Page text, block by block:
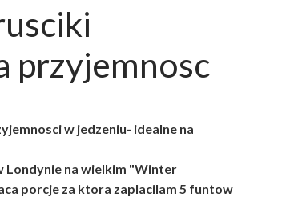
przyjemnosc
w jedzeniu- idealne na
Londynie na wielkim "Winter
porcje za ktora zaplacilam 5 funtow